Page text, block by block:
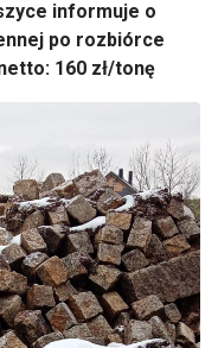
informuje o
po rozbiórce
160 zł/tonę